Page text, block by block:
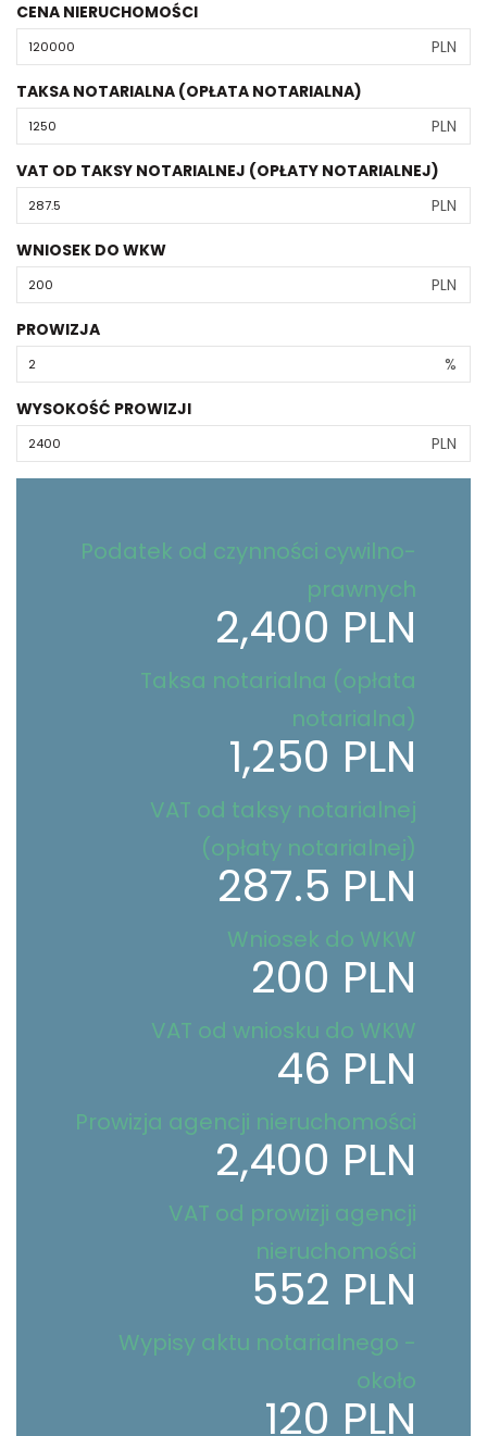
CENA NIERUCHOMOŚCI
PLN
TAKSA NOTARIALNA (OPŁATA NOTARIALNA)
PLN
VAT OD TAKSY NOTARIALNEJ (OPŁATY NOTARIALNEJ)
PLN
WNIOSEK DO WKW
PLN
PROWIZJA
%
WYSOKOŚĆ PROWIZJI
PLN
Podatek od czynności cywilno-
prawnych
2,400 PLN
Taksa notarialna (opłata
notarialna)
1,250 PLN
VAT od taksy notarialnej
(opłaty notarialnej)
287.5 PLN
Wniosek do WKW
200 PLN
VAT od wniosku do WKW
46 PLN
Prowizja agencji nieruchomości
2,400 PLN
VAT od prowizji agencji
nieruchomości
552 PLN
Wypisy aktu notarialnego -
około
120 PLN